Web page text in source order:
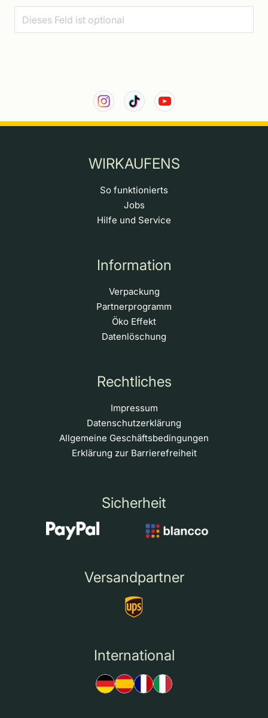
WIRKAUFENS
So funktionierts
Jobs
Hilfe und Service
Information
Verpackung
Partnerprogramm
Öko Effekt
Datenlöschung
Rechtliches
Impressum
Datenschutzerklärung
Allgemeine Geschäftsbedingungen
Erklärung zur Barrierefreiheit
Sicherheit
Versandpartner
International